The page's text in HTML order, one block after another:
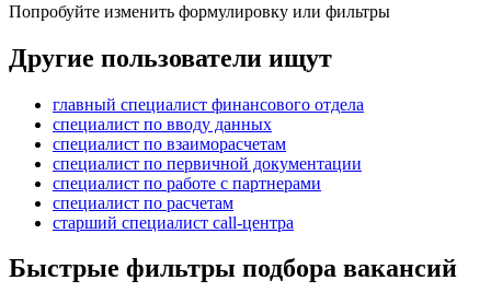
Попробуйте изменить формулировку или фильтры
Другие пользователи ищут
главный специалист финансового отдела
специалист по вводу данных
специалист по взаиморасчетам
специалист по первичной документации
специалист по работе с партнерами
специалист по расчетам
старший специалист call-центра
Быстрые фильтры подбора вакансий